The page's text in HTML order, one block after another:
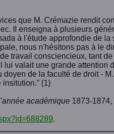
que M. Crémazie rendit
Il enseigna à plusieurs
à l'étude approfondie de
nous n'hésitons pas à le
travail consciencieux, tant
valait une grande
de la faculté de droit -
(1)
académique1873-1874,
.